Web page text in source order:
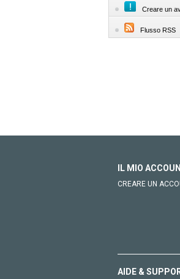
Creare un
Flusso RSS
IL MIO
CREARE UN
AIDE &